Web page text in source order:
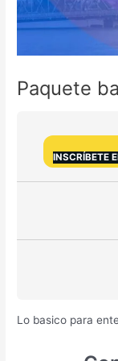
Paquete
INSCRÍBETE
Lo basico para